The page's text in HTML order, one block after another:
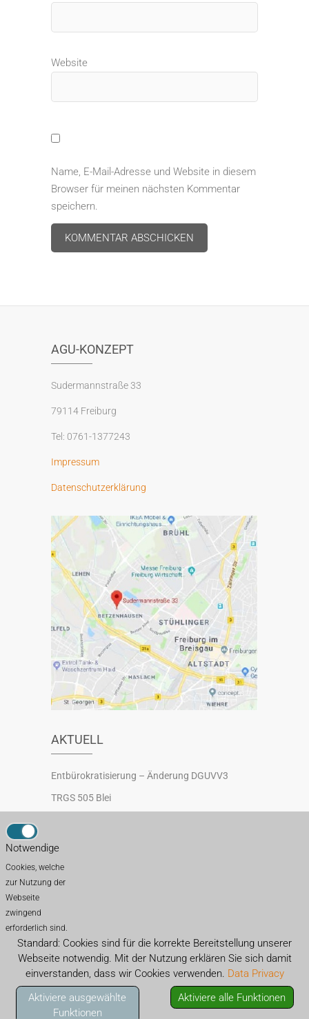
Website
Name, E-Mail-Adresse und Website in diesem
Browser für meinen nächsten Kommentar
speichern.
t
r
n
i
:
AGU-KONZEPT
Sudermannstraße 33
79114 Freiburg
Tel: 0761-1377243
Impressum
Datenschutzerklärung
AKTUELL
Entbürokratisierung – Änderung DGUVV3
TRGS 505 Blei
TRBS 3121 Betrieb von Aufzugsanlagen
GEFÄHRDUNGSBEURTEILUNG
BRANDSCHUTZ
ERMITTLUNG PSYCHISCHER BELASTUNGEN
GEFAHRGUT
GEFAHRSTOFFE
Notwendige
Cookies, welche
zur Nutzung der
Webseite
zwingend
erforderlich sind.
Standard: Cookies sind für die korrekte Bereitstellung unserer
Webseite notwendig. Mit der Nutzung erklären Sie sich damit
einverstanden, dass wir Cookies verwenden. Data Privacy
Aktiviere ausgewählte
Funktionen
Aktiviere alle Funktionen